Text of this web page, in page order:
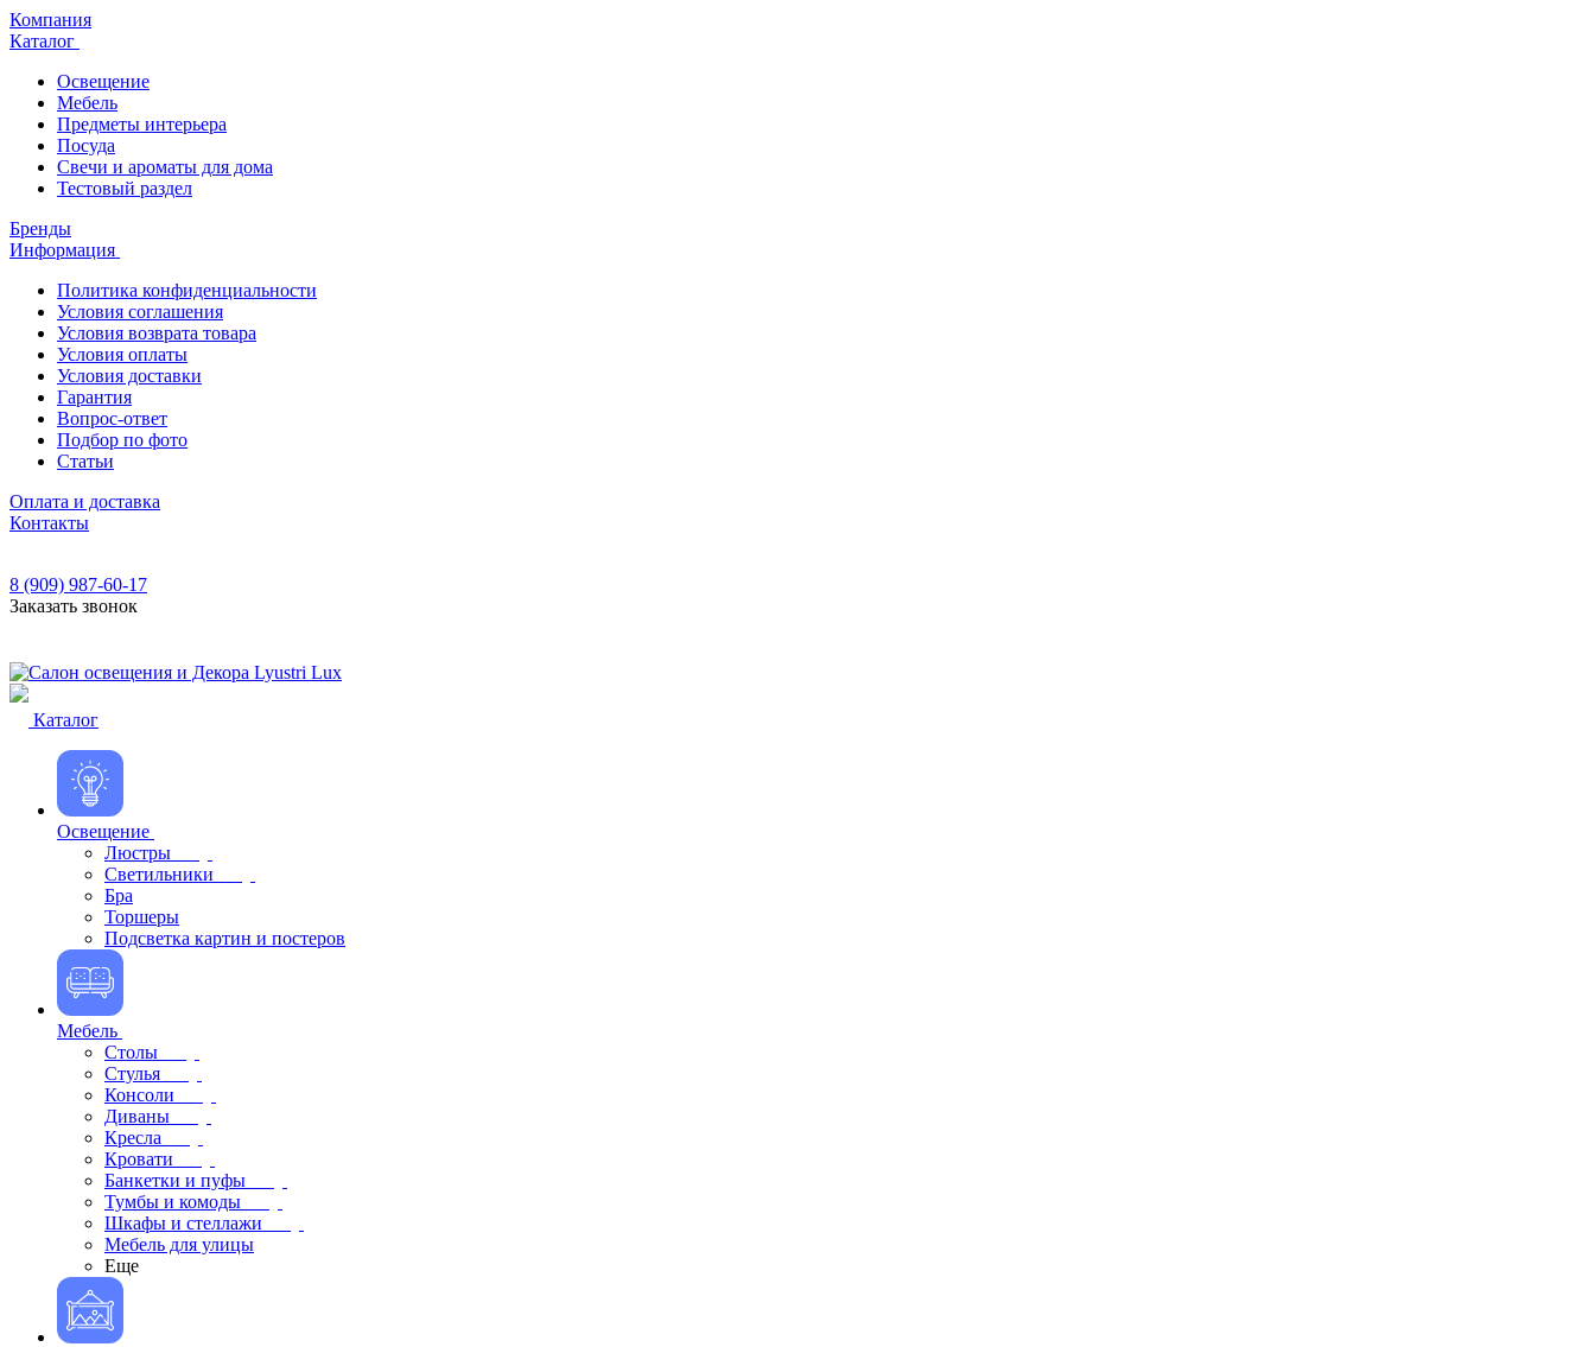
Компания
Каталог
Освещение
Мебель
Предметы интерьера
Посуда
Свечи и ароматы для дома
Тестовый раздел
Бренды
Информация
Политика конфиденциальности
Условия соглашения
Условия возврата товара
Условия оплаты
Условия доставки
Гарантия
Вопрос-ответ
Подбор по фото
Статьи
Оплата и доставка
Контакты
8 (909) 987-60-17
Заказать звонок
Каталог
Освещение
Люстры
Светильники
Бра
Торшеры
Подсветка картин и постеров
Мебель
Столы
Стулья
Консоли
Диваны
Кресла
Кровати
Банкетки и пуфы
Тумбы и комоды
Шкафы и стеллажи
Мебель для улицы
Еще